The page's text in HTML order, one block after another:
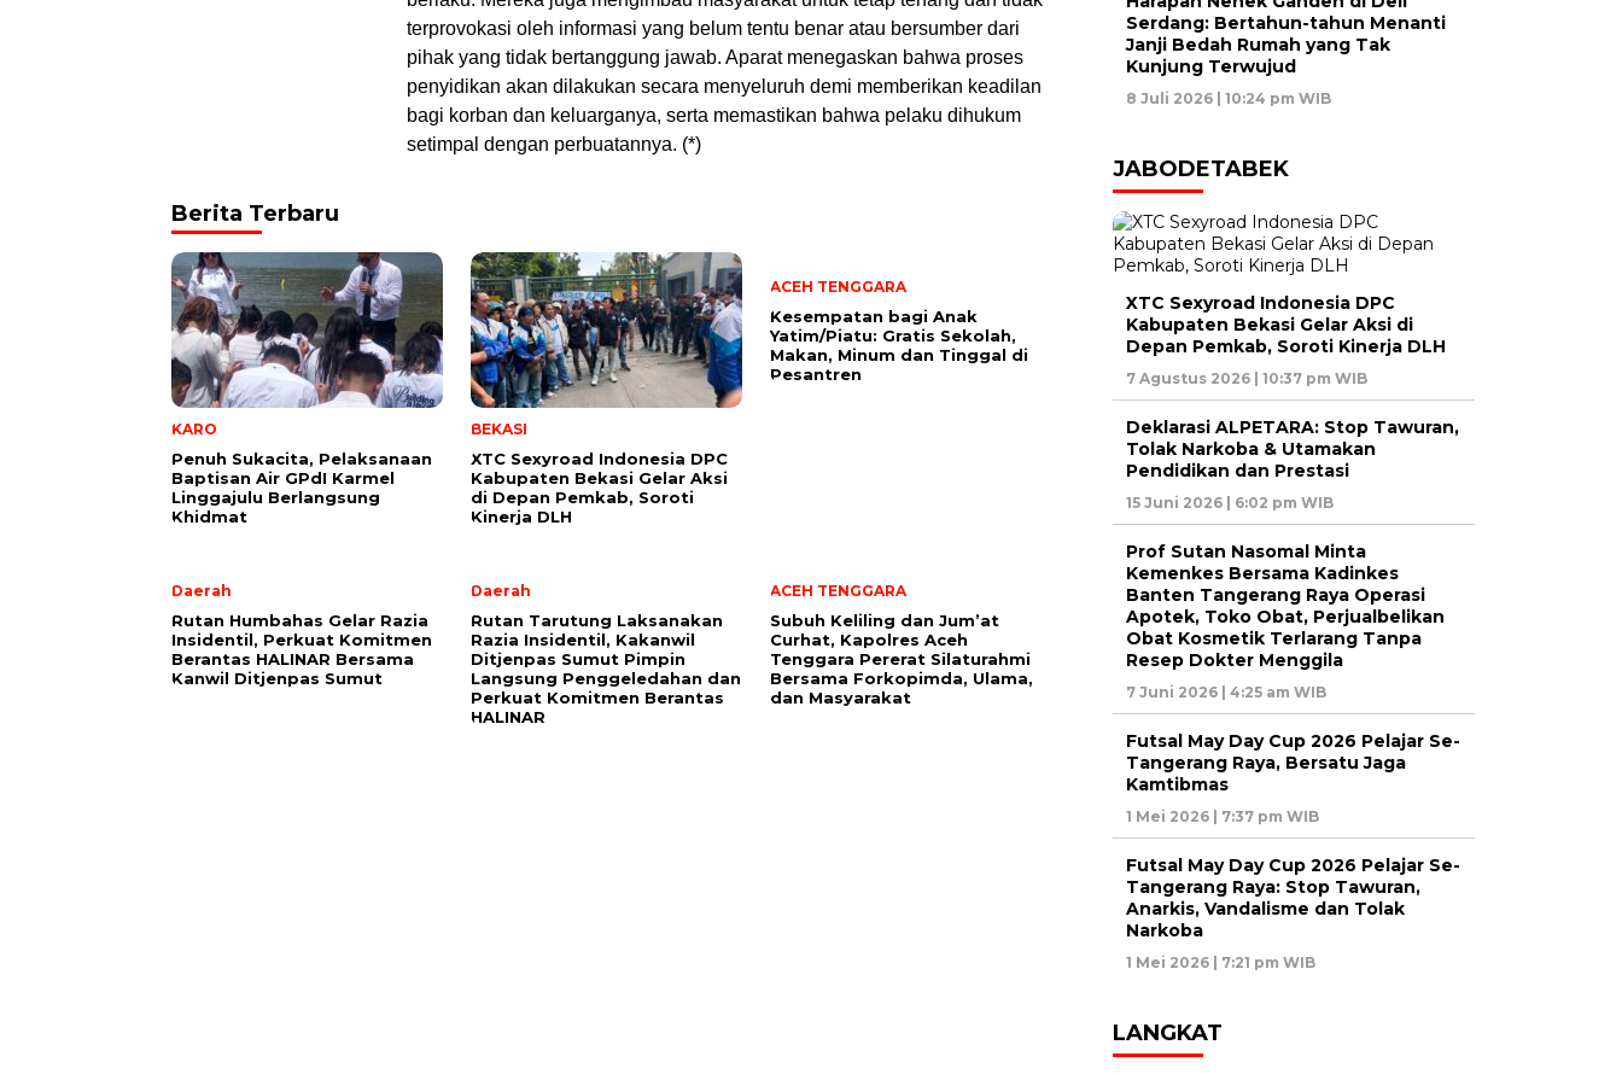
terprovokasi oleh informasi yang belum tentu benar atau bersumber dari
pihak yang tidak bertanggung jawab. Aparat menegaskan bahwa proses
penyidikan akan dilakukan secara menyeluruh demi memberikan keadilan
bagi korban dan keluarganya, serta memastikan bahwa pelaku dihukum
setimpal dengan perbuatannya. (*)
Berita Terbaru
KARO
Penuh Sukacita, Pelaksanaan
Baptisan Air GPdI Karmel
Linggajulu Berlangsung
Khidmat
BEKASI
XTC Sexyroad Indonesia DPC
Kabupaten Bekasi Gelar Aksi
di Depan Pemkab, Soroti
Kinerja DLH
ACEH TENGGARA
Kesempatan bagi Anak
Yatim/Piatu: Gratis Sekolah,
Makan, Minum dan Tinggal di
Pesantren
Daerah
Rutan Humbahas Gelar Razia
Insidentil, Perkuat Komitmen
Berantas HALINAR Bersama
Kanwil Ditjenpas Sumut
Daerah
Rutan Tarutung Laksanakan
Razia Insidentil, Kakanwil
Ditjenpas Sumut Pimpin
Langsung Penggeledahan dan
Perkuat Komitmen Berantas
HALINAR
ACEH TENGGARA
Subuh Keliling dan Jum’at
Curhat, Kapolres Aceh
Tenggara Pererat Silaturahmi
Bersama Forkopimda, Ulama,
dan Masyarakat
Serdang: Bertahun-tahun Menanti
Janji Bedah Rumah yang Tak
Kunjung Terwujud
8 Juli 2026 | 10:24 pm WIB
JABODETABEK
XTC Sexyroad Indonesia DPC
Kabupaten Bekasi Gelar Aksi di
Depan Pemkab, Soroti Kinerja DLH
7 Agustus 2026 | 10:37 pm WIB
Deklarasi ALPETARA: Stop Tawuran,
Tolak Narkoba & Utamakan
Pendidikan dan Prestasi
15 Juni 2026 | 6:02 pm WIB
Prof Sutan Nasomal Minta
Kemenkes Bersama Kadinkes
Banten Tangerang Raya Operasi
Apotek, Toko Obat, Perjualbelikan
Obat Kosmetik Terlarang Tanpa
Resep Dokter Menggila
7 Juni 2026 | 4:25 am WIB
Futsal May Day Cup 2026 Pelajar Se-
Tangerang Raya, Bersatu Jaga
Kamtibmas
1 Mei 2026 | 7:37 pm WIB
Futsal May Day Cup 2026 Pelajar Se-
Tangerang Raya: Stop Tawuran,
Anarkis, Vandalisme dan Tolak
Narkoba
1 Mei 2026 | 7:21 pm WIB
LANGKAT